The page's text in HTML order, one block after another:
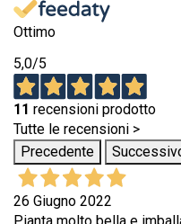
Ottimo
5,0/5
11 recensioni prodotto
Tutte le recensioni >
Precedente
26 Giugno 2022
Pianta molto bella e